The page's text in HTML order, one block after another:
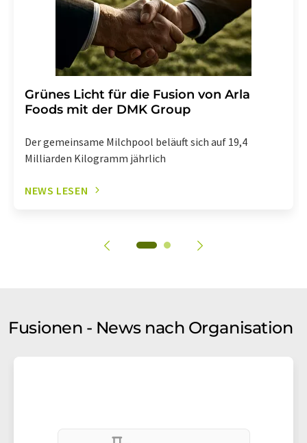
Grünes Licht für die Fusion von Arla
Foods mit der DMK Group
Der gemeinsame Milchpool beläuft sich auf 19,4
Milliarden Kilogramm jährlich
NEWS LESEN
Fusionen - News nach Organisation